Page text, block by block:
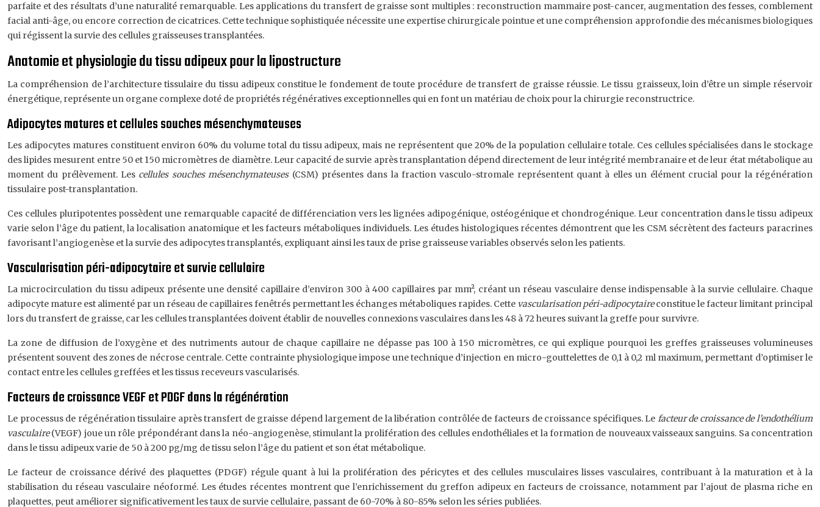
parfaite et des résultats d’une naturalité remarquable. Les applications du transfert de graisse sont multiples : reconstruction mammaire post-cancer, augmentation des fesses, comblement
facial anti-âge, ou encore correction de cicatrices. Cette technique sophistiquée nécessite une expertise chirurgicale pointue et une compréhension approfondie des mécanismes biologiques
qui régissent la survie des cellules graisseuses transplantées.
Anatomie et physiologie du tissu adipeux pour la lipostructure
La compréhension de l’architecture tissulaire du tissu adipeux constitue le fondement de toute procédure de transfert de graisse réussie. Le tissu graisseux, loin d’être un simple réservoir
énergétique, représente un organe complexe doté de propriétés régénératives exceptionnelles qui en font un matériau de choix pour la chirurgie reconstructrice.
Adipocytes matures et cellules souches mésenchymateuses
Les adipocytes matures constituent environ 60% du volume total du tissu adipeux, mais ne représentent que 20% de la population cellulaire totale. Ces cellules spécialisées dans le stockage
des lipides mesurent entre 50 et 150 micromètres de diamètre. Leur capacité de survie après transplantation dépend directement de leur intégrité membranaire et de leur état métabolique au
moment du prélèvement. Les cellules souches mésenchymateuses (CSM) présentes dans la fraction vasculo-stromale représentent quant à elles un élément crucial pour la régénération
tissulaire post-transplantation.
Ces cellules pluripotentes possèdent une remarquable capacité de différenciation vers les lignées adipogénique, ostéogénique et chondrogénique. Leur concentration dans le tissu adipeux
varie selon l’âge du patient, la localisation anatomique et les facteurs métaboliques individuels. Les études histologiques récentes démontrent que les CSM sécrètent des facteurs paracrines
favorisant l’angiogenèse et la survie des adipocytes transplantés, expliquant ainsi les taux de prise graisseuse variables observés selon les patients.
Vascularisation péri-adipocytaire et survie cellulaire
La microcirculation du tissu adipeux présente une densité capillaire d’environ 300 à 400 capillaires par mm², créant un réseau vasculaire dense indispensable à la survie cellulaire. Chaque
adipocyte mature est alimenté par un réseau de capillaires fenêtrés permettant les échanges métaboliques rapides. Cette vascularisation péri-adipocytaireconstitue le facteur limitant principal
lors du transfert de graisse, car les cellules transplantées doivent établir de nouvelles connexions vasculaires dans les 48 à 72 heures suivant la greffe pour survivre.
La zone de diffusion de l’oxygène et des nutriments autour de chaque capillaire ne dépasse pas 100 à 150 micromètres, ce qui explique pourquoi les greffes graisseuses volumineuses
présentent souvent des zones de nécrose centrale. Cette contrainte physiologique impose une technique d’injection en micro-gouttelettes de 0,1 à 0,2 ml maximum, permettant d’optimiser le
contact entre les cellules greffées et les tissus receveurs vascularisés.
Facteurs de croissance VEGF et PDGF dans la régénération
Le processus de régénération tissulaire après transfert de graisse dépend largement de la libération contrôlée de facteurs de croissance spécifiques. Le facteur de croissance de l’endothélium
vasculaire(VEGF) joue un rôle prépondérant dans la néo-angiogenèse, stimulant la prolifération des cellules endothéliales et la formation de nouveaux vaisseaux sanguins. Sa concentration
dans le tissu adipeux varie de 50 à 200 pg/mg de tissu selon l’âge du patient et son état métabolique.
Le facteur de croissance dérivé des plaquettes (PDGF) régule quant à lui la prolifération des péricytes et des cellules musculaires lisses vasculaires, contribuant à la maturation et à la
stabilisation du réseau vasculaire néoformé. Les études récentes montrent que l’enrichissement du greffon adipeux en facteurs de croissance, notamment par l’ajout de plasma riche en
plaquettes, peut améliorer significativement les taux de survie cellulaire, passant de 60-70% à 80-85% selon les séries publiées.